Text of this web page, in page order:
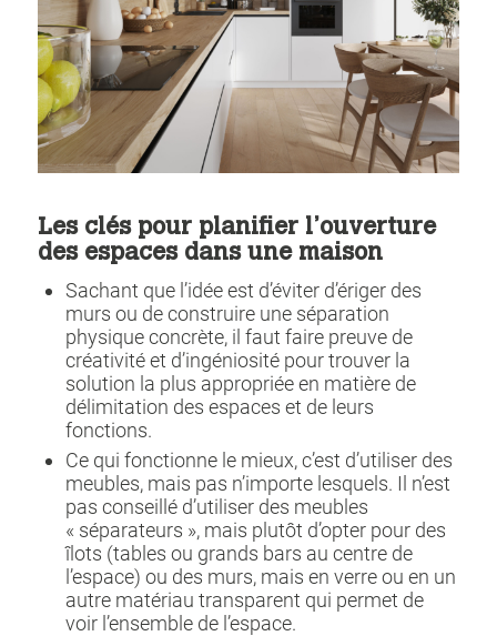
Les clés pour planifier l’ouverture
des espaces dans une maison
Sachant que l’idée est d’éviter d’ériger des
murs ou de construire une séparation
physique concrète, il faut faire preuve de
créativité et d’ingéniosité pour trouver la
solution la plus appropriée en matière de
délimitation des espaces et de leurs
fonctions.
Ce qui fonctionne le mieux, c’est d’utiliser des
meubles, mais pas n’importe lesquels. Il n’est
pas conseillé d’utiliser des meubles
« séparateurs », mais plutôt d’opter pour des
îlots (tables ou grands bars au centre de
l’espace) ou des murs, mais en verre ou en un
autre matériau transparent qui permet de
voir l’ensemble de l’espace.